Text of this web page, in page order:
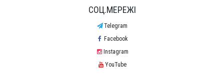
СОЦ.МЕРЕЖІ
Telegram
Facebook
Instagram
YouTube